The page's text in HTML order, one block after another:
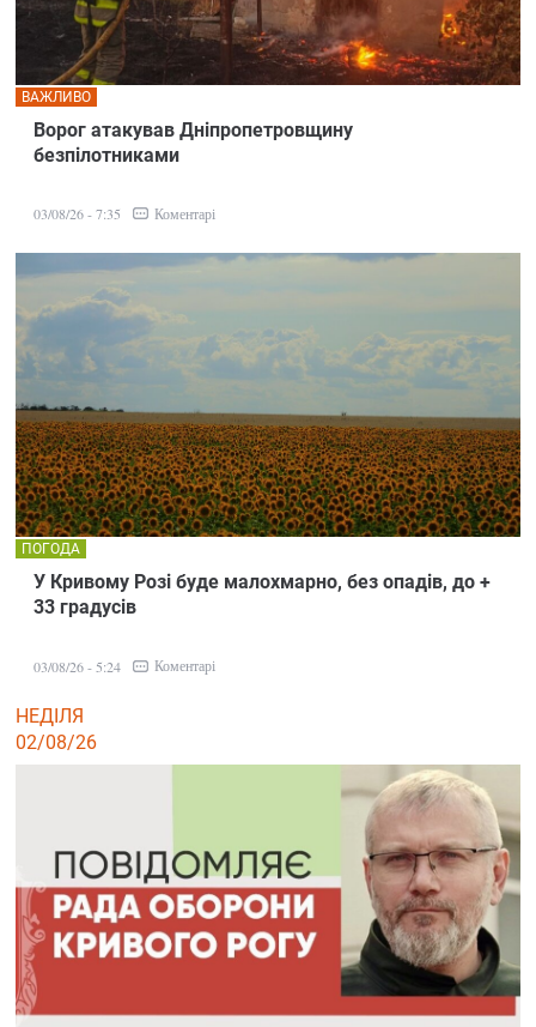
Ворог атакував Дніпропетровщину
безпілотниками
ВАЖЛИВО
03/08/26 - 7:35 Коментарі
У Кривому Розі буде малохмарно, без опадів, до +
33 градусів
ПОГОДА
03/08/26 - 5:24 Коментарі
НЕДІЛЯ
02/08/26